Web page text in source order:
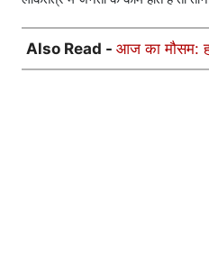
Also Read - आज का मौसम: